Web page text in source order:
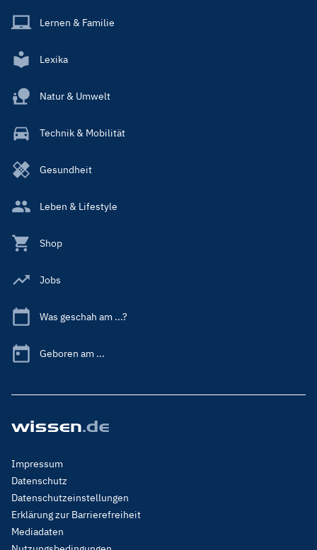
Lernen & Familie
Lexika
Natur & Umwelt
Technik & Mobilität
Gesundheit
Leben & Lifestyle
Shop
Jobs
Was geschah am ...?
Geboren am ...
Footer
Menu
Legal
Impressum
Datenschutz
Datenschutzeinstellungen
Erklärung zur Barrierefreiheit
Mediadaten